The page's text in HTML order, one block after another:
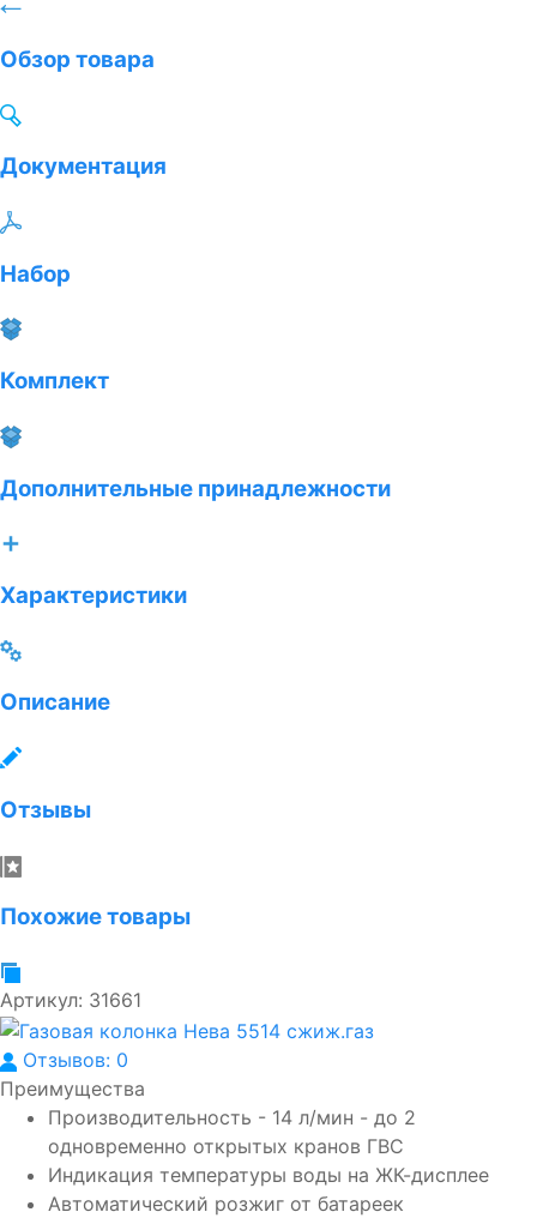
Обзор товара
Документация
Набор
Комплект
Дополнительные принадлежности
Характеристики
Описание
Отзывы
Похожие товары
Артикул: 31661
Отзывов: 0
Преимущества
Производительность - 14 л/мин - до 2
одновременно открытых кранов ГВС
Индикация температуры воды на ЖК-дисплее
Автоматический розжиг от батареек